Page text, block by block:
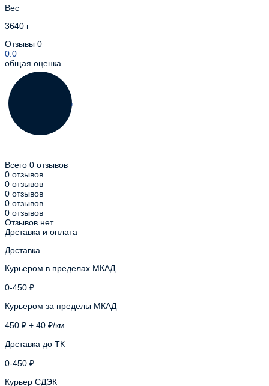
Вес
3640 г
Отзывы 0
0.0
общая оценка
Всего 0 отзывов
0 отзывов
0 отзывов
0 отзывов
0 отзывов
0 отзывов
Отзывов нет
Доставка и оплата
Доставка
Курьером в пределах МКАД
0-450 ₽
Курьером за пределы МКАД
450 ₽ + 40 ₽/км
Доставка до ТК
0-450 ₽
Курьер СДЭК